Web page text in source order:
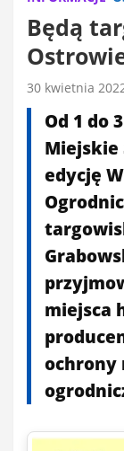
Będą
30 kwietnia
Od 1 do
Miejskie
edycję
miejsca
ochrony